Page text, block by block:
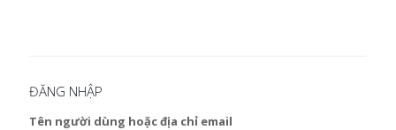
ĐĂNG NHẬP
Tên người dùng hoặc địa chỉ email